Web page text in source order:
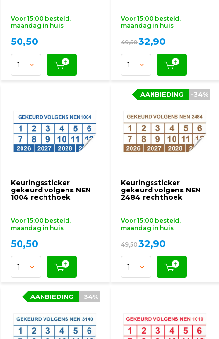
Voor 15:00 besteld,
maandag in huis
50,50
Voor 15:00 besteld,
maandag in huis
49,5032,90
Keuringssticker
gekeurd volgens NEN
1004 rechthoek
Voor 15:00 besteld,
maandag in huis
50,50
Keuringssticker
gekeurd volgens NEN
2484 rechthoek
Voor 15:00 besteld,
maandag in huis
-34%
AANBIEDING
49,5032,90
-34%
AANBIEDING
-34%
AANBIEDING -34%
AANBIEDING